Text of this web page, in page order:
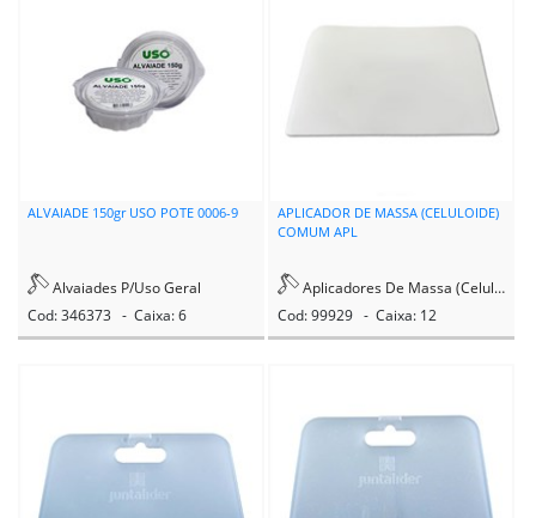
MORIA
PDR
ALVAIADE 150gr USO POTE 0006-9
Alvaiades P/Uso Geral
Cod: 346373 - Caixa: 6
APLICADOR DE MASSA (CELULOIDE)
COMUM APL
Aplicadores De Massa (Celuloide)
Cod: 99929 - Caixa: 12